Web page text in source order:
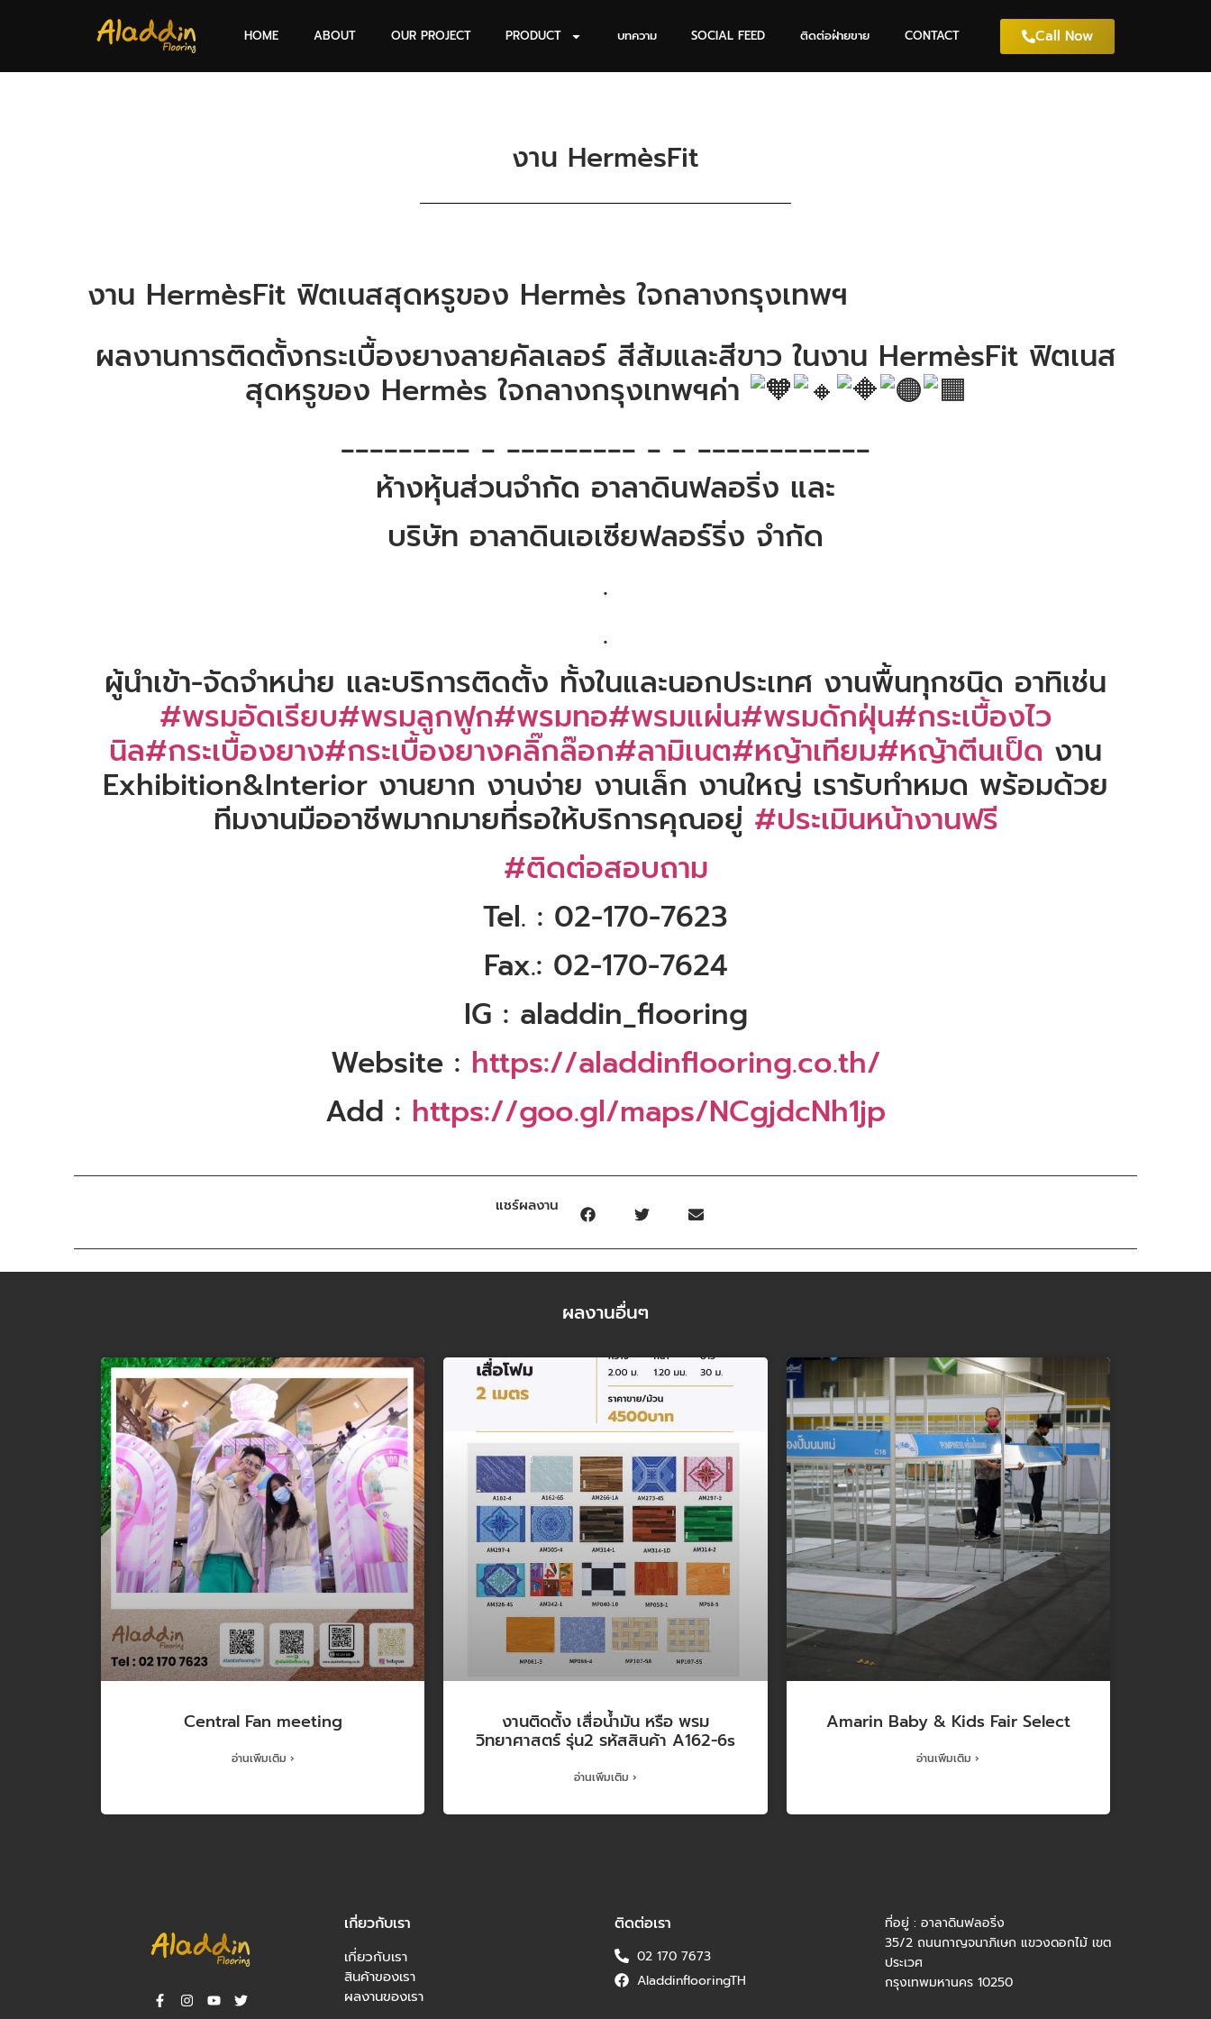
HOME ABOUT OUR PROJECT PRODUCT บทความ SOCIAL FEED ติดต่อฝ่ายขาย CONTACT Call Now
งาน HermèsFit
งาน HermèsFit ฟิตเนสสุดหรูของ Hermès ใจกลางกรุงเทพฯ
ผลงานการติดตั้งกระเบื้องยางลายคัลเลอร์ สีส้มและสีขาว ในงาน HermèsFit ฟิตเนส
สุดหรูของ Hermès ใจกลางกรุงเทพฯค่า
_________ _ _________ _ _ ____________
ห้างหุ้นส่วนจำกัด อาลาดินฟลอริ่ง และ
บริษัท อาลาดินเอเซียฟลอร์ริ่ง จำกัด
.
.
ผู้นำเข้า-จัดจำหน่าย และบริการติดตั้ง ทั้งในและนอกประเทศ งานพื้นทุกชนิด อาทิเช่น
#พรมอัดเรียบ#พรมลูกฟูก#พรมทอ#พรมแผ่น#พรมดักฝุ่น#กระเบื้องไว
นิล#กระเบื้องยาง#กระเบื้องยางคลิ๊กล๊อก#ลามิเนต#หญ้าเทียม#หญ้าตีนเป็ด งาน
Exhibition&Interior งานยาก งานง่าย งานเล็ก งานใหญ่ เรารับทำหมด พร้อมด้วย
ทีมงานมืออาชีพมากมายที่รอให้บริการคุณอยู่ #ประเมินหน้างานฟรี
#ติดต่อสอบถาม
Tel. : 02-170-7623
Fax.: 02-170-7624
IG : aladdin_flooring
Website : https://aladdinflooring.co.th/
Add : https://goo.gl/maps/NCgjdcNh1jp
แชร์ผลงาน
ผลงานอื่นๆ
Central Fan meeting
อ่านเพิ่มเติม ›
งานติดตั้ง เสื่อน้ำมัน หรือ พรม
วิทยาศาสตร์ รุ่น2 รหัสสินค้า A162-6s
อ่านเพิ่มเติม ›
Amarin Baby & Kids Fair Select
อ่านเพิ่มเติม ›
เกี่ยวกับเรา
เกี่ยวกับเรา
สินค้าของเรา
ผลงานของเรา
ติดต่อเรา
02 170 7673
AladdinflooringTH
ที่อยู่ : อาลาดินฟลอริ่ง
35/2 ถนนกาญจนาภิเษก แขวงดอกไม้ เขต
ประเวศ
กรุงเทพมหานคร 10250